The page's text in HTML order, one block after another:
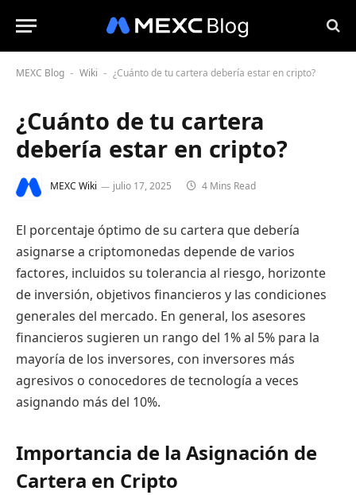
MEXC Blog - Wiki - ¿Cuánto de tu cartera debería estar en cripto?
¿Cuánto de tu cartera
debería estar en cripto?
MEXC Wiki julio 17, 2025 4 Mins Read
El porcentaje óptimo de su cartera que debería
asignarse a criptomonedas depende de varios
factores, incluidos su tolerancia al riesgo, horizonte
de inversión, objetivos financieros y las condiciones
generales del mercado. En general, los asesores
financieros sugieren un rango del 1% al 5% para la
mayoría de los inversores, con inversores más
agresivos o conocedores de tecnología a veces
asignando más del 10%.
Importancia de la Asignación de
Cartera en Cripto